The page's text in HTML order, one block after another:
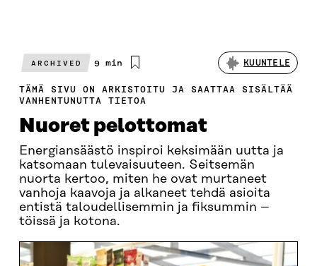
ARCHIVED
Arvioitu
9 min KUUNTELE
TÄMÄ SIVU ON ARKISTOITU JA SAATTAA SISÄLTÄÄ
VANHENTUNUTTA TIETOA
Nuoret pelottomat
Energiansäästö inspiroi keksimään uutta ja
katsomaan tulevaisuuteen. Seitsemän
nuorta kertoo, miten he ovat murtaneet
vanhoja kaavoja ja alkaneet tehdä asioita
entistä taloudellisemmin ja fiksummin –
töissä ja kotona.